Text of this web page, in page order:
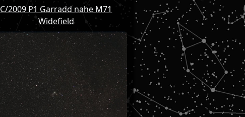
C/2009 P1 Garradd nahe M71
Widefield